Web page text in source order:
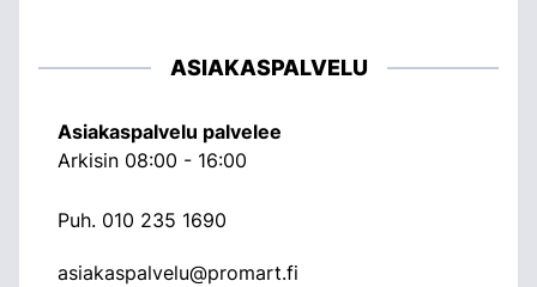
ASIAKASPALVELU
Asiakaspalvelu palvelee
Arkisin 08:00 - 16:00
Puh. 010 235 1690
asiakaspalvelu@promart.fi